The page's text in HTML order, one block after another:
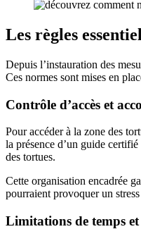
Les règles
Depuis l’instauration des
Ces normes sont mises en
Contrôle d’accès et
Pour accéder à la zone des
la présence d’un guide
des tortues.
Cette organisation encadrée
pourraient provoquer un
Limitations de temps